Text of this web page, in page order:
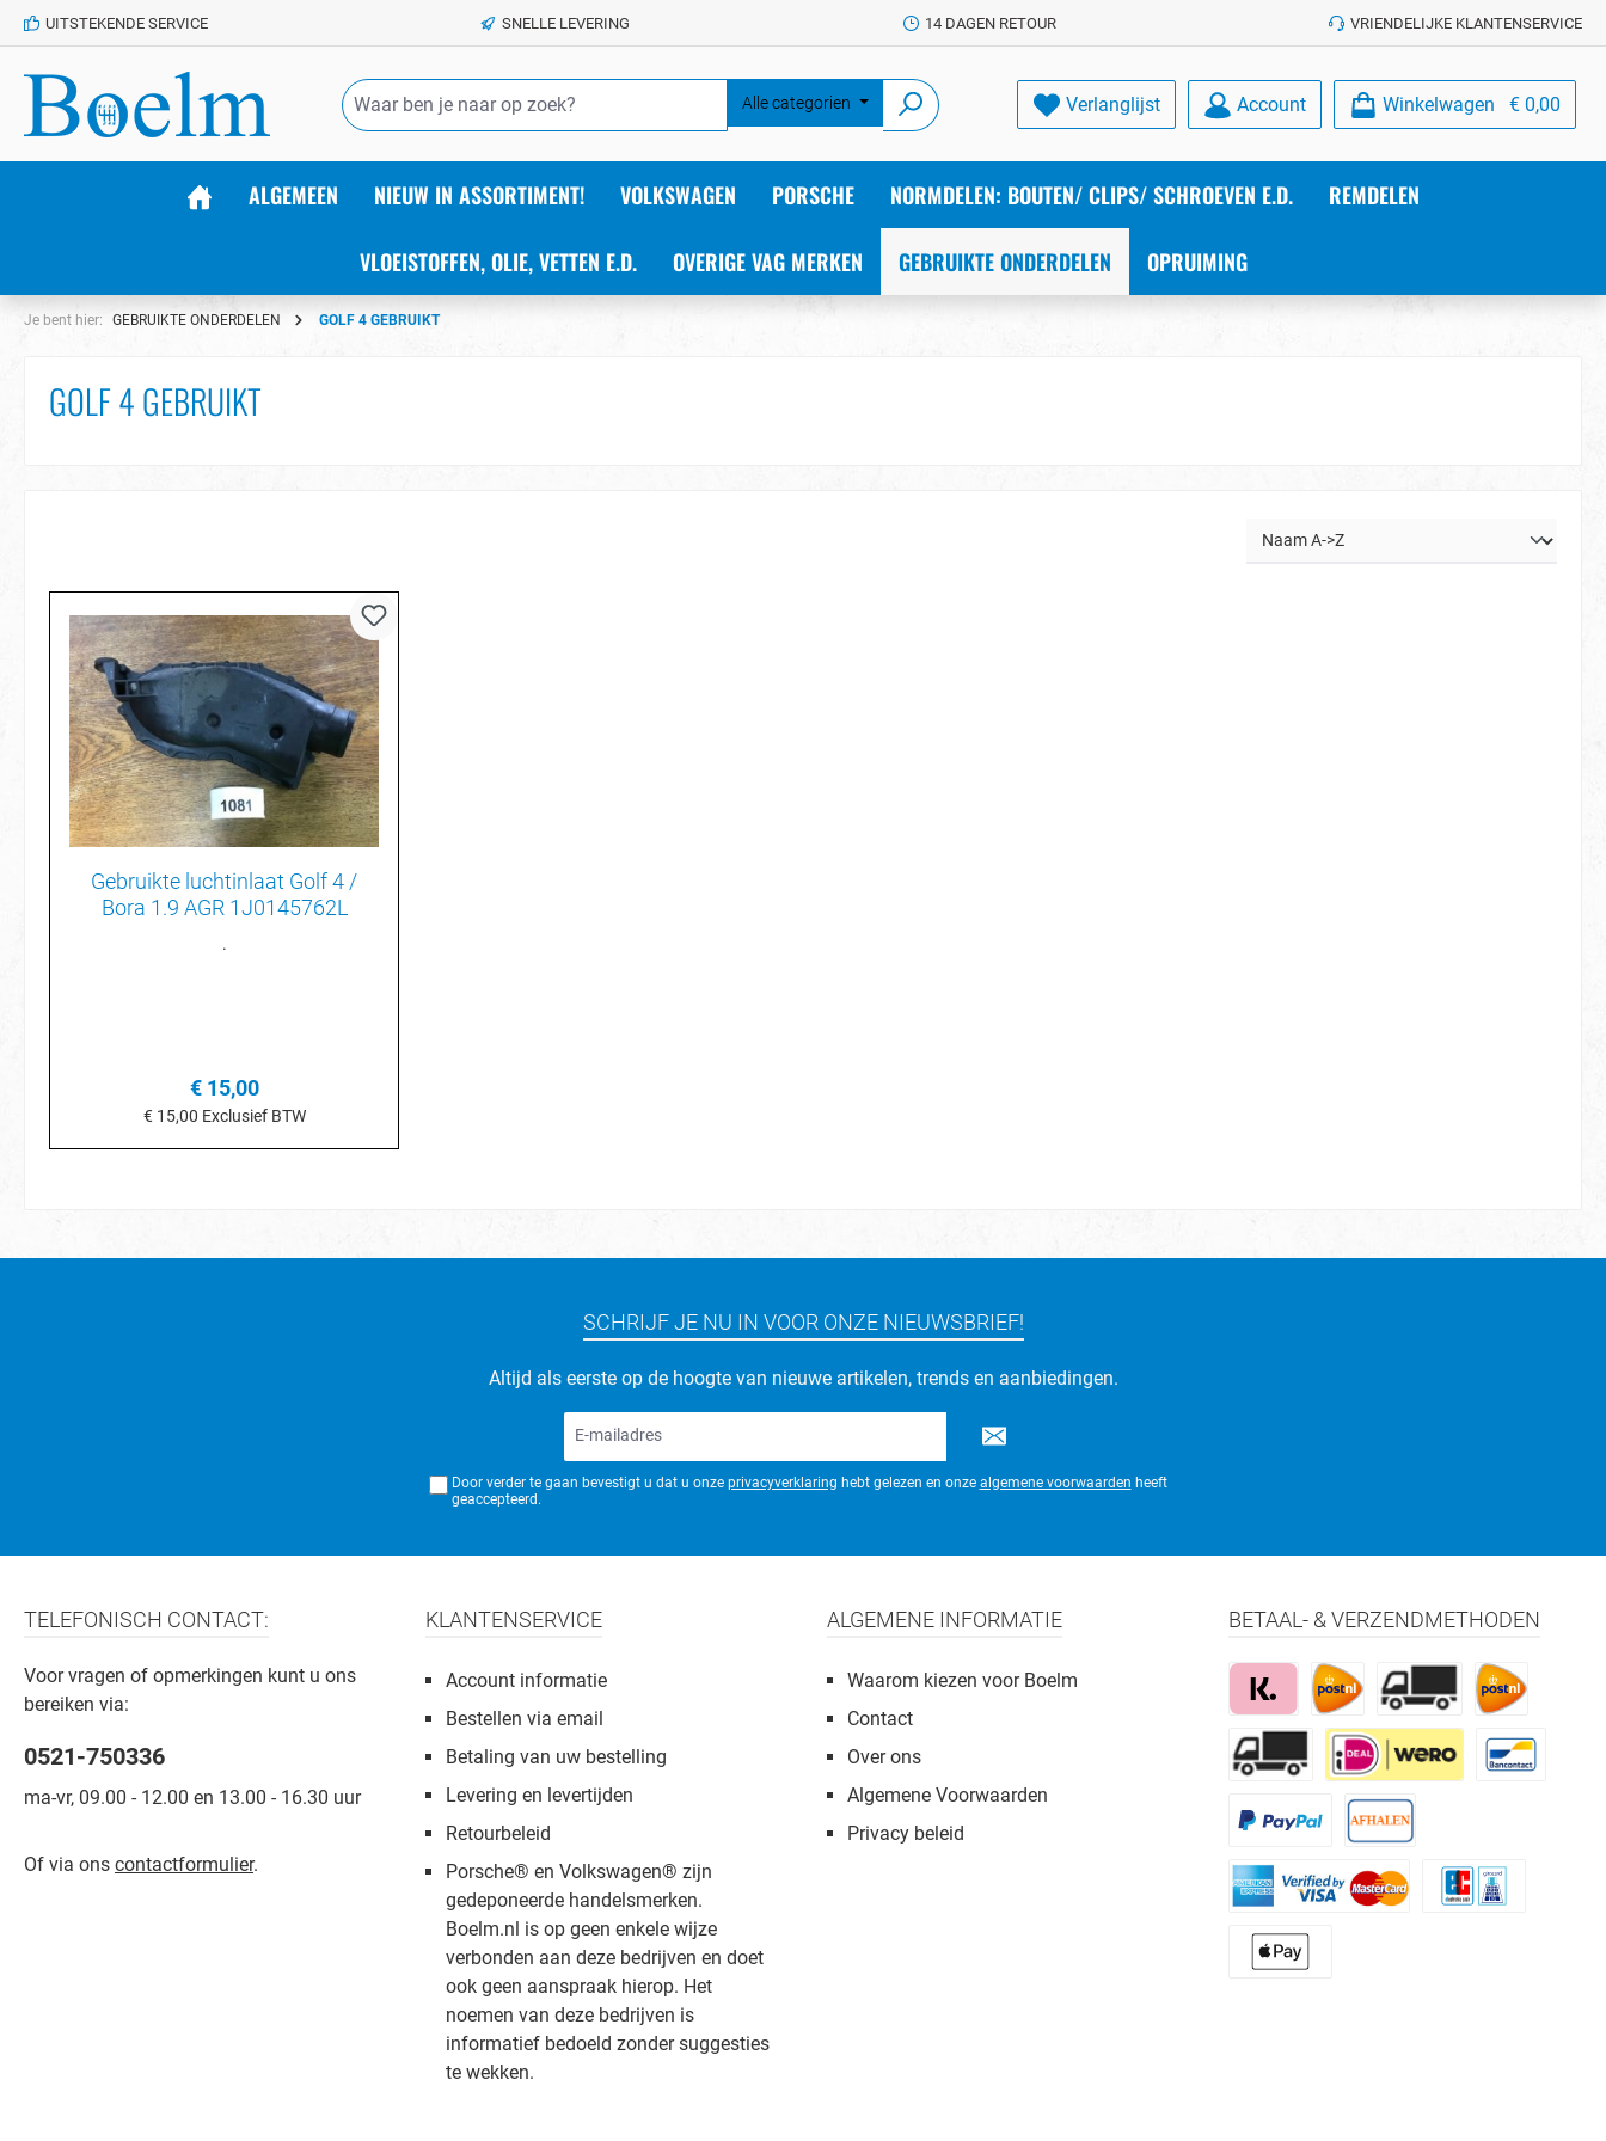
hoofdinhoud
UITSTEKENDE SERVICE SNELLE LEVERING 14 DAGEN RETOUR VRIENDELIJKE KLANTENSERVICE
Alle categorien Verlanglijst Account Winkelwagen € 0,00
ALGEMEEN NIEUW IN ASSORTIMENT! VOLKSWAGEN PORSCHE NORMDELEN: BOUTEN/ CLIPS/ SCHROEVEN E.D. REMDELEN
VLOEISTOFFEN, OLIE, VETTEN E.D. OVERIGE VAG MERKEN GEBRUIKTE ONDERDELEN OPRUIMING
Je bent hier: GEBRUIKTE ONDERDELEN GOLF 4 GEBRUIKT
GOLF 4 GEBRUIKT
Gebruikte luchtinlaat Golf 4 /
Bora 1.9 AGR 1J0145762L
.
€ 15,00
€ 15,00 Exclusief BTW
SCHRIJF JE NU IN VOOR ONZE NIEUWSBRIEF!
Altijd als eerste op de hoogte van nieuwe artikelen, trends en aanbiedingen.
Door verder te gaan bevestigt u dat u onze privacyverklaring hebt gelezen en onze algemene voorwaarden heeft
geaccepteerd.
TELEFONISCH CONTACT:
Voor vragen of opmerkingen kunt u ons
bereiken via:
0521-750336
ma-vr, 09.00 - 12.00 en 13.00 - 16.30 uur
Of via ons contactformulier.
KLANTENSERVICE
Account informatie
Bestellen via email
Betaling van uw bestelling
Levering en levertijden
Retourbeleid
Porsche® en Volkswagen® zijn
gedeponeerde handelsmerken.
Boelm.nl is op geen enkele wijze
verbonden aan deze bedrijven en doet
ook geen aanspraak hierop. Het
noemen van deze bedrijven is
informatief bedoeld zonder suggesties
te wekken.
ALGEMENE INFORMATIE
Waarom kiezen voor Boelm
Contact
Over ons
Algemene Voorwaarden
Privacy beleid
BETAAL- & VERZENDMETHODEN